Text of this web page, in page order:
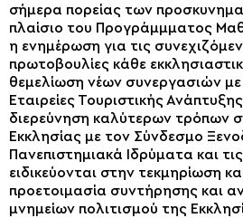
σήμερα πορείας των
πλαίσιο του Προγράμμματος
η ενημέρωση για τις
πρωτοβουλίες κάθε
θεμελίωση νέων συνεργασιών
Εταιρείες Τουριστικής
διερεύνηση καλύτερων τρόπων
Εκκλησίας με τον Σύνδεσμο
Πανεπιστημιακά Ιδρύματα και
ειδικεύονται στην τεκμηρίωση
προετοιμασία συντήρησης και
μνημείων πολιτισμού της